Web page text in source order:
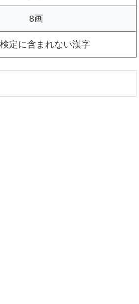
8画
定に含まれない漢字